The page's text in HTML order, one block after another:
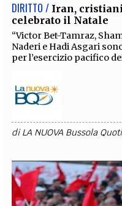
DIRITTO / Iran,
celebrato il Natale
“Victor Bet-Tamraz,
Naderi e Hadi Asgari
per l’esercizio pacifico
diLA NUOVA Bussola